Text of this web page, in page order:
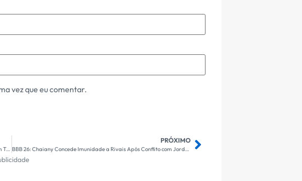
vez que eu comentar.
Trabalhador, Abra os Olhos: Realidade do Mercado de Trabalho em Tempos de Crise – ICL Notícias
PRÓXIMO
BBB 26: Chaiany Concede Imunidade a Rivais Após Conflito com Jordana; Entenda as Implicações dessa Decisão